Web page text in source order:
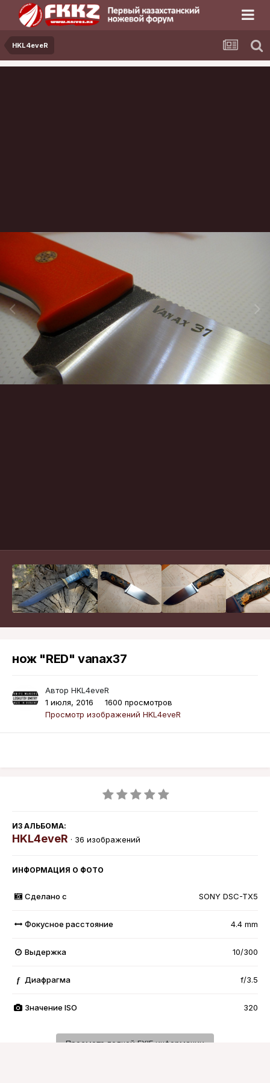
HKL4eveR
нож "RED" vanax37
Автор HKL4eveR
1 июля, 2016
1600 просмотров
Просмотр изображений HKL4eveR
ИЗ АЛЬБОМА:
HKL4eveR · 36 изображений
ИНФОРМАЦИЯ О ФОТО
Сделано с SONY DSC-TX5
Фокусное расстояние 4.4 mm
Выдержка 10/300
f Диафрагма f/3.5
Значение ISO 320
Просмотр полной EXIF информации